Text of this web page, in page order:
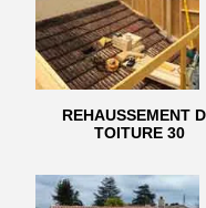
REHAUSSEMENT
TOITURE 30